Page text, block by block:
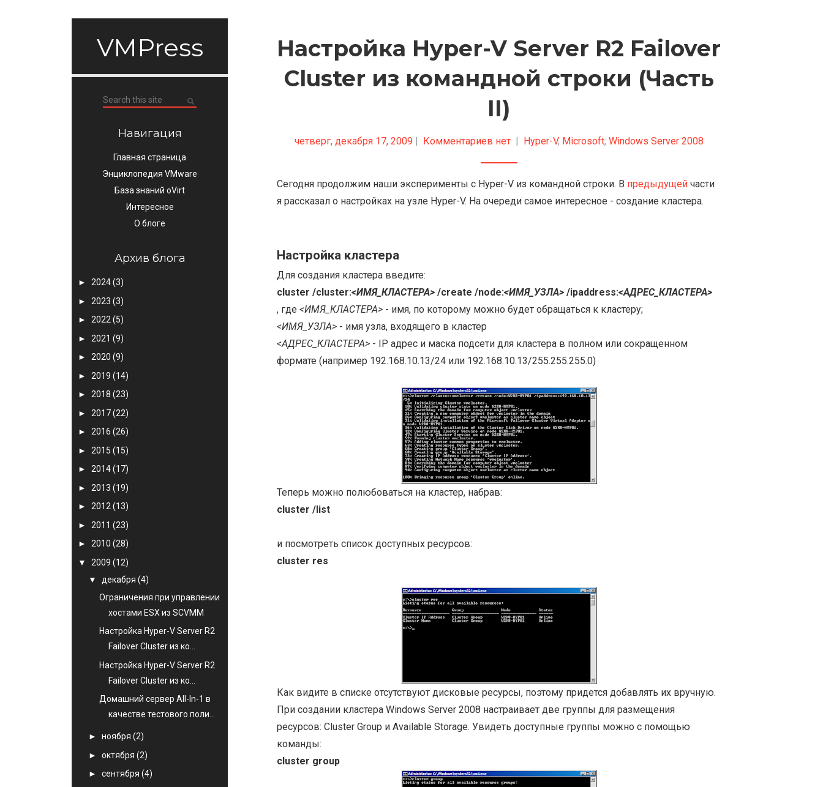
VMPress
Навигация
Главная страница
Энциклопедия VMware
База знаний oVirt
Интересное
О блоге
Архив блога
► 2024(3)
► 2023 (3)
► 2022 (5)
► 2021 (9)
► 2020 (9)
► 2019 (14)
► 2018 (23)
► 2017(22)
► 2016 (26)
► 2015 (15)
► 2014(17)
► 2013 (19)
► 2012 (13)
► 2011 (23)
► 2010 (28)
▼ 2009 (12)
▼ декабря (4)
Ограничения при управлении
хостами ESX из SCVMM
Настройка Hyper-V Server R2
Failover Cluster из ко...
Настройка Hyper-V Server R2
Failover Cluster из ко...
Домашний сервер All-In-1 в
качестве тестового поли...
► ноября (2)
► октября (2)
► сентября (4)
Настройка Hyper-V Server R2 Failover
Cluster из командной строки (Часть
II)
четверг, декабря 17, 2009 | Комментариев нет | Hyper-V, Microsoft, Windows Server 2008
Сегодня продолжим наши эксперименты с Hyper-V из командной строки. В предыдущейчасти
я рассказал о настройках на узле Hyper-V. На очереди самое интересное - создание кластера.
Настройка кластера
Для создания кластера введите:
cluster /cluster:<ИМЯ_КЛАСТЕРА>/create /node:<ИМЯ_УЗЛА>/ipaddress:<АДРЕС_КЛАСТЕРА>
, где <ИМЯ_КЛАСТЕРА>- имя, по которому можно будет обращаться к кластеру;
<ИМЯ_УЗЛА>- имя узла, входящего в кластер
<АДРЕС_КЛАСТЕРА>- IP адрес и маска подсети для кластера в полном или сокращенном
формате (например 192.168.10.13/24 или 192.168.10.13/255.255.255.0)
Теперь можно полюбоваться на кластер, набрав:
cluster /list
и посмотреть список доступных ресурсов:
cluster res
Как видите в списке отсутствуют дисковые ресурсы, поэтому придется добавлять их вручную.
При создании кластера Windows Server 2008 настраивает две группы для размещения
ресурсов: Cluster Group и Available Storage. Увидеть доступные группы можно с помощью
команды:
cluster group